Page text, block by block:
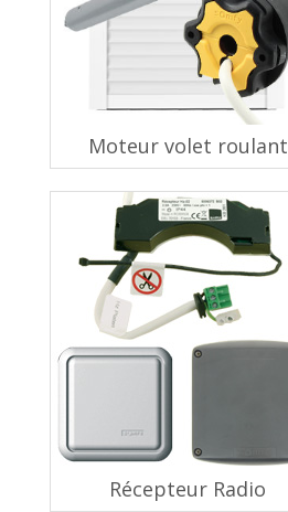
Moteur volet roulant
Récepteur Radio